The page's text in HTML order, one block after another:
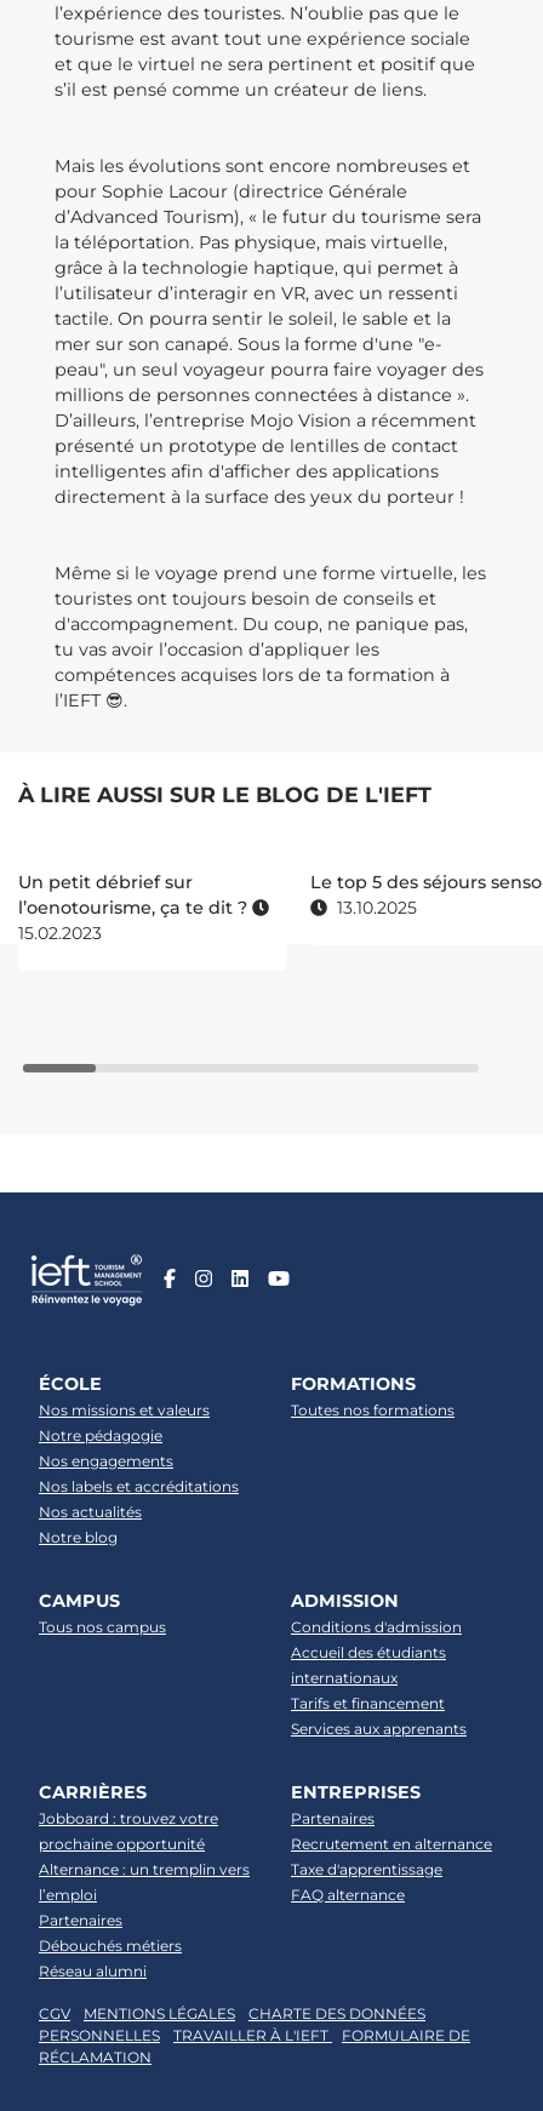
l’expérience des touristes. N’oublie pas que le
tourisme est avant tout une expérience sociale
et que le virtuel ne sera pertinent et positif que
s’il est pensé comme un créateur de liens.
Mais les évolutions sont encore nombreuses et
pour Sophie Lacour (directrice Générale
d’Advanced Tourism), « le futur du tourisme sera
la téléportation. Pas physique, mais virtuelle,
grâce à la technologie haptique, qui permet à
l’utilisateur d’interagir en VR, avec un ressenti
tactile. On pourra sentir le soleil, le sable et la
mer sur son canapé. Sous la forme d'une "e-
peau", un seul voyageur pourra faire voyager des
millions de personnes connectées à distance ».
D’ailleurs, l’entreprise Mojo Vision a récemment
présenté un prototype de lentilles de contact
intelligentes afin d'afficher des applications
directement à la surface des yeux du porteur !
Même si le voyage prend une forme virtuelle, les
touristes ont toujours besoin de conseils et
d'accompagnement. Du coup, ne panique pas,
tu vas avoir l’occasion d’appliquer les
compétences acquises lors de ta formation à
l’IEFT 😎.
À LIRE AUSSI SUR LE BLOG DE L'IEFT
Un petit débrief sur
l’oenotourisme, ça te dit ?
15.02.2023
Le top 5 des séjours
13.10.2025
ÉCOLE
Nos missions et valeurs
Notre pédagogie
Nos engagements
Nos labels et accréditations
Nos actualités
Notre blog
FORMATIONS
Toutes nos formations
CAMPUS
Tous nos campus
ADMISSION
Conditions d'admission
Accueil des étudiants
internationaux
Tarifs et financement
Services aux apprenants
CARRIÈRES
Jobboard : trouvez votre
prochaine opportunité
Alternance : un tremplin vers
l’emploi
Partenaires
Débouchés métiers
Réseau alumni
ENTREPRISES
Partenaires
Recrutement en alternance
Taxe d'apprentissage
FAQ alternance
CGV MENTIONS LÉGALES
CHARTE DES DONNÉES
PERSONNELLES
TRAVAILLER À L'IEFT
FORMULAIRE DE
RÉCLAMATION